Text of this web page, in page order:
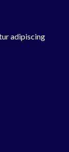
adipiscing